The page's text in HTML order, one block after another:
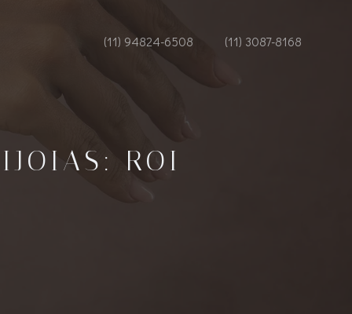
(11) 94824-6508 (11) 3087-8168
ROI